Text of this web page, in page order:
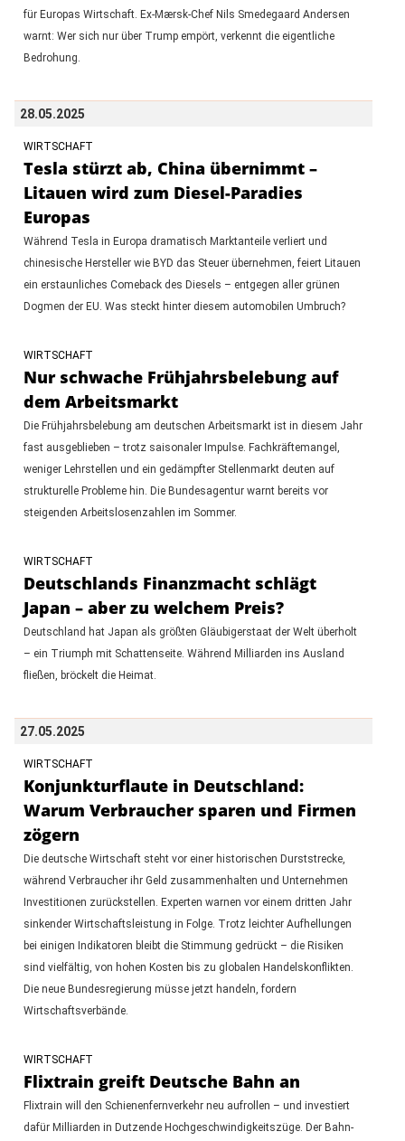
für Europas Wirtschaft. Ex-Mærsk-Chef Nils Smedegaard Andersen
warnt: Wer sich nur über Trump empört, verkennt die eigentliche
Bedrohung.
28.05.2025
WIRTSCHAFT
Tesla stürzt ab, China übernimmt –
Litauen wird zum Diesel-Paradies
Europas
Während Tesla in Europa dramatisch Marktanteile verliert und
chinesische Hersteller wie BYD das Steuer übernehmen, feiert Litauen
ein erstaunliches Comeback des Diesels – entgegen aller grünen
Dogmen der EU. Was steckt hinter diesem automobilen Umbruch?
WIRTSCHAFT
Nur schwache Frühjahrsbelebung auf
dem Arbeitsmarkt
Die Frühjahrsbelebung am deutschen Arbeitsmarkt ist in diesem Jahr
fast ausgeblieben – trotz saisonaler Impulse. Fachkräftemangel,
weniger Lehrstellen und ein gedämpfter Stellenmarkt deuten auf
strukturelle Probleme hin. Die Bundesagentur warnt bereits vor
steigenden Arbeitslosenzahlen im Sommer.
WIRTSCHAFT
Deutschlands Finanzmacht schlägt
Japan – aber zu welchem Preis?
Deutschland hat Japan als größten Gläubigerstaat der Welt überholt
– ein Triumph mit Schattenseite. Während Milliarden ins Ausland
fließen, bröckelt die Heimat.
27.05.2025
WIRTSCHAFT
Konjunkturflaute in Deutschland:
Warum Verbraucher sparen und Firmen
zögern
Die deutsche Wirtschaft steht vor einer historischen Durststrecke,
während Verbraucher ihr Geld zusammenhalten und Unternehmen
Investitionen zurückstellen. Experten warnen vor einem dritten Jahr
sinkender Wirtschaftsleistung in Folge. Trotz leichter Aufhellungen
bei einigen Indikatoren bleibt die Stimmung gedrückt – die Risiken
sind vielfältig, von hohen Kosten bis zu globalen Handelskonflikten.
Die neue Bundesregierung müsse jetzt handeln, fordern
Wirtschaftsverbände.
WIRTSCHAFT
Flixtrain greift Deutsche Bahn an
Flixtrain will den Schienenfernverkehr neu aufrollen – und investiert
dafür Milliarden in Dutzende Hochgeschwindigkeitszüge. Der Bahn-